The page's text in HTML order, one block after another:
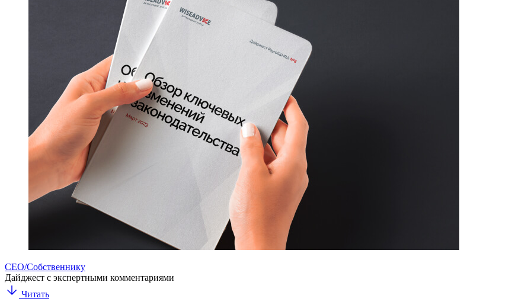
CEO/Собственнику
Дайджест с экспертными комментариями
Читать